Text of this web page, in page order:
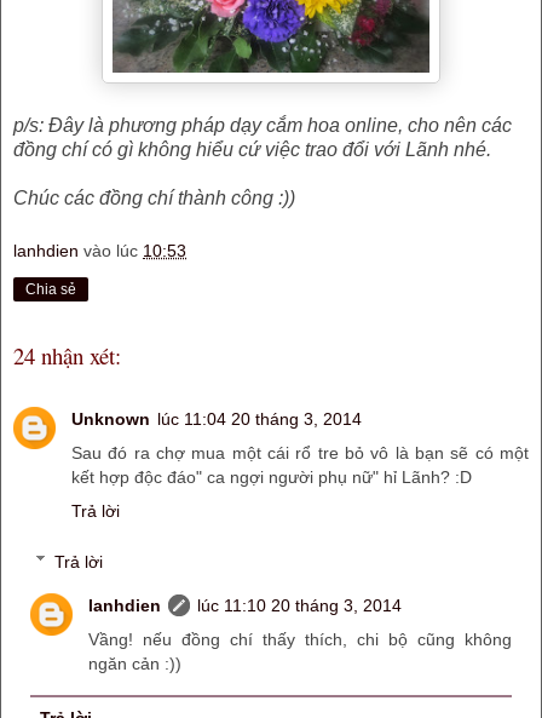
p/s: Đây là phương pháp dạy cắm hoa online, cho nên các
đồng chí có gì không hiểu cứ việc trao đổi với Lãnh nhé.
Chúc các đồng chí thành công :))
lanhdien vào lúc 10:53
Chia sẻ
24 nhận xét:
Unknown lúc 11:04 20 tháng 3, 2014
Sau đó ra chợ mua một cái rổ tre bỏ vô là bạn sẽ có một
kết hợp độc đáo" ca ngợi người phụ nữ" hỉ Lãnh? :D
Trả lời
Trả lời
lanhdien
lúc 11:10 20 tháng 3, 2014
Vầng! nếu đồng chí thấy thích, chi bộ cũng không
ngăn cản :))